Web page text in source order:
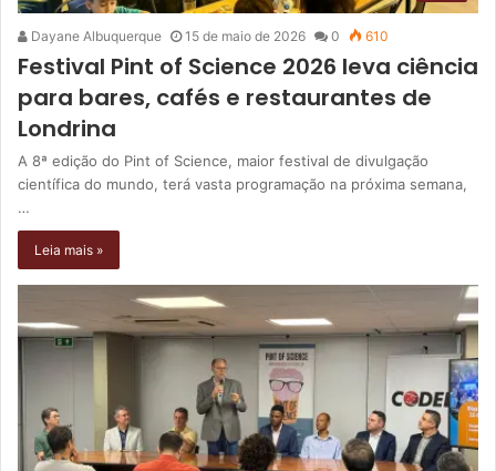
Dayane Albuquerque 15 de maio de 2026 0 610
Festival Pint of Science 2026 leva ciência
para bares, cafés e restaurantes de
Londrina
A 8ª edição do Pint of Science, maior festival de divulgação
científica do mundo, terá vasta programação na próxima semana,
…
Leia mais »